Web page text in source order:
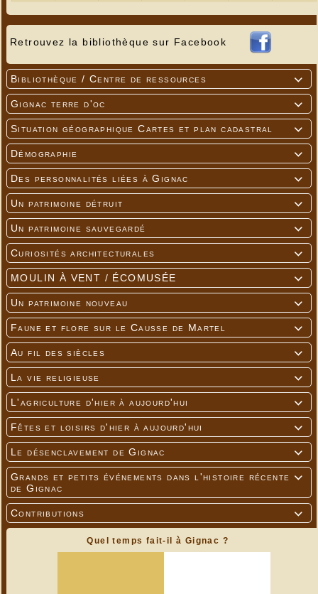
Retrouvez la bibliothèque sur Facebook

Bibliothèque / Centre de ressources

Gignac terre d'oc

Situation géographique Cartes et plan cadastral

Démographie

Des personnalités liées à Gignac

Un patrimoine détruit

Un patrimoine sauvegardé

Curiosités architecturales

MOULIN À VENT / ÉCOMUSÉE

Un patrimoine nouveau

Faune et flore sur le Causse de Martel

Au fil des siècles

La vie religieuse

L'agriculture d'hier à aujourd'hui

Fêtes et loisirs d'hier à aujourd'hui

Le désenclavement de Gignac

Grands et petits événements dans l'histoire récente
de Gignac

Contributions
Quel temps fait-il à Gignac ?